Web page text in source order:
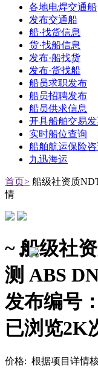
各地电焊交通船
发布交通船
船·找货信息
货·找船信息
发布·船找货
发布·货找船
船员求职发布
船员招聘发布
船员供求信息
开具船舶交易
实时船位查询
船舶航运保险咨
九迅海运
首页> 船级社资质
情
~ 船级社
测 ABS
发布编号
已浏览2K
价格: 根据项目详情